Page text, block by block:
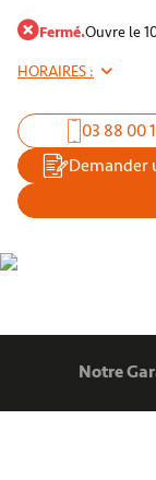
Fermé.Ouvre le
HORAIRES :
03 88 00
Demander
Notre